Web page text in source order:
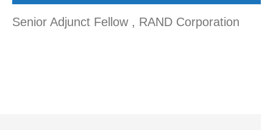
Senior Adjunct Fellow , RAND Corporation